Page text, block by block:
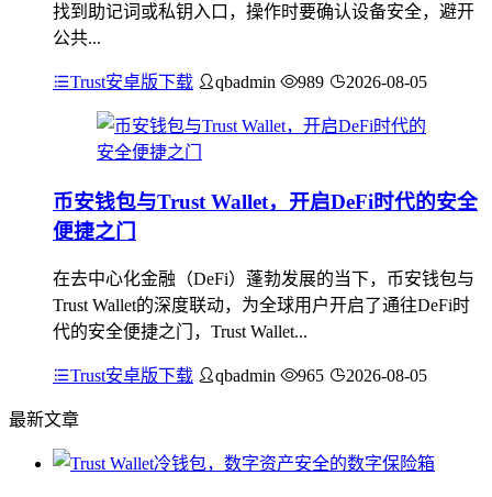
找到助记词或私钥入口，操作时要确认设备安全，避开
公共...
Trust安卓版下载 qbadmin 989 2026-08-05
币安钱包与Trust Wallet，开启DeFi时代的安全
便捷之门
在去中心化金融（DeFi）蓬勃发展的当下，币安钱包与
Trust Wallet的深度联动，为全球用户开启了通往DeFi时
代的安全便捷之门，Trust Wallet...
Trust安卓版下载 qbadmin 965 2026-08-05
最新文章